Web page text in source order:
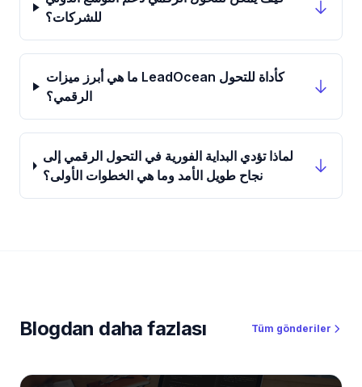
للشركات؟
ما هي أبرز ميزات LeadOcean كأداة للتحول
الرقمي؟
لماذا تؤدي البداية الفورية في التحول الرقمي إلى
نجاح طويل الأمد وما هي الخطوات الأولى؟
Blogdan daha fazlası Tüm gönderiler